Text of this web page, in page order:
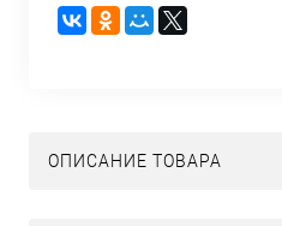
ОПИСАНИЕ ТОВАРА